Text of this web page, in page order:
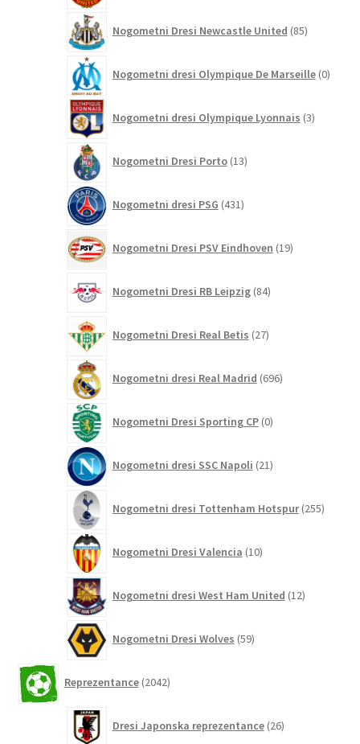
Nogometni Dresi Newcastle United 85izdelkov
Nogometni dresi Olympique De Marseille 0
Nogometni dresi Olympique Lyonnais 3izdelki
Nogometni Dresi Porto 13izdelkov
Nogometni dresi PSG 431izdelkov
Nogometni Dresi PSV Eindhoven 19izdelkov
Nogometni Dresi RB Leipzig 84izdelkov
Nogometni Dresi Real Betis 27izdelkov
Nogometni dresi Real Madrid 696izdelkov
Nogometni Dresi Sporting CP 0izdelkov
Nogometni dresi SSC Napoli 21izdelkov
Nogometni dresi Tottenham Hotspur 255
Nogometni Dresi Valencia 10izdelkov
Nogometni dresi West Ham United 12izdelkov
Nogometni Dresi Wolves 59izdelkov
Reprezentance 2042izdelkov
Dresi Japonska reprezentance 26izdelkov